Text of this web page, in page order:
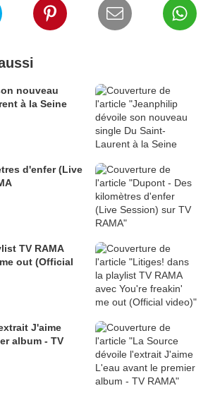
nouveau
à la Seine
d'enfer (Live
TV RAMA
out (Official
J'aime
album - TV